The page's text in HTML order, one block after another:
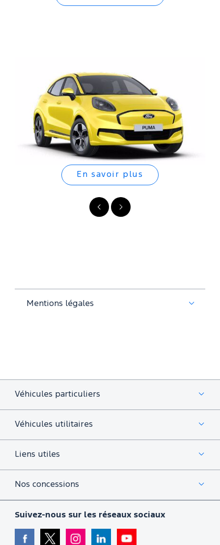
Suivant
Précédent
En savoir plus
Mentions légales
Véhicules particuliers
Véhicules utilitaires
Liens utiles
Nos concessions
Suivez-nous sur les réseaux sociaux